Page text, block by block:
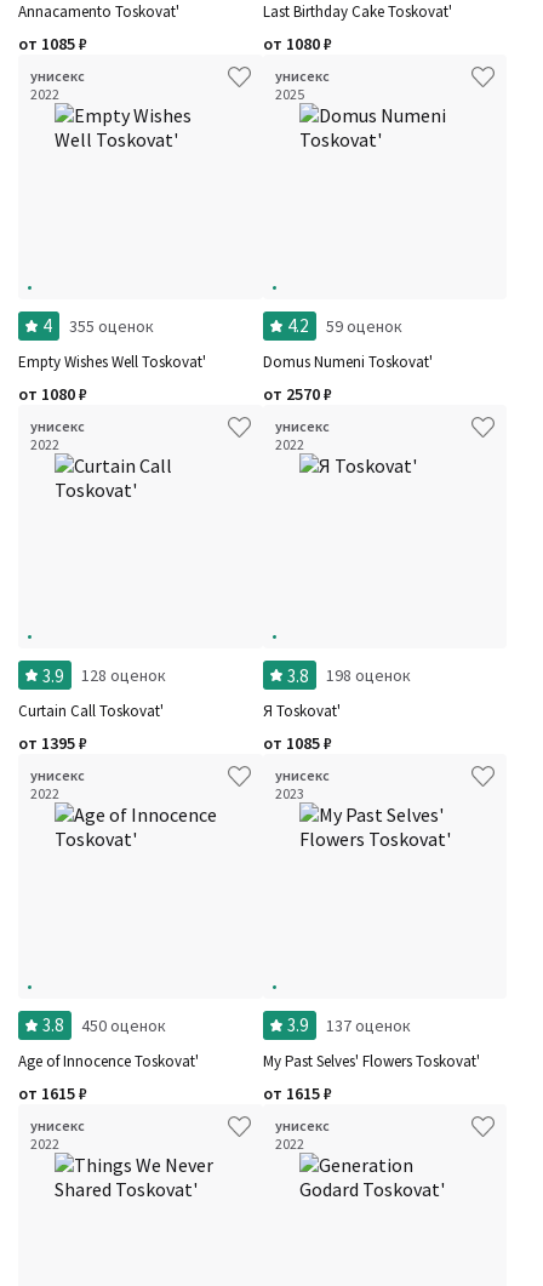
Annacamento Toskovat'
от 1085₽
Last Birthday Cake Toskovat'
от 1080₽
унисекс
2022
4 355 оценок
Empty Wishes Well Toskovat'
от 1080₽
унисекс
2025
4.2 59 оценок
Domus Numeni Toskovat'
от 2570₽
унисекс
2022
3.9 128 оценок
Curtain Call Toskovat'
от 1395₽
унисекс
2022
3.8 198 оценок
Я Toskovat'
от 1085₽
унисекс
2022
3.8 450 оценок
Age of Innocence Toskovat'
от 1615₽
унисекс
2023
3.9 137 оценок
My Past Selves' Flowers Toskovat'
от 1615₽
унисекс
2022
унисекс
2022